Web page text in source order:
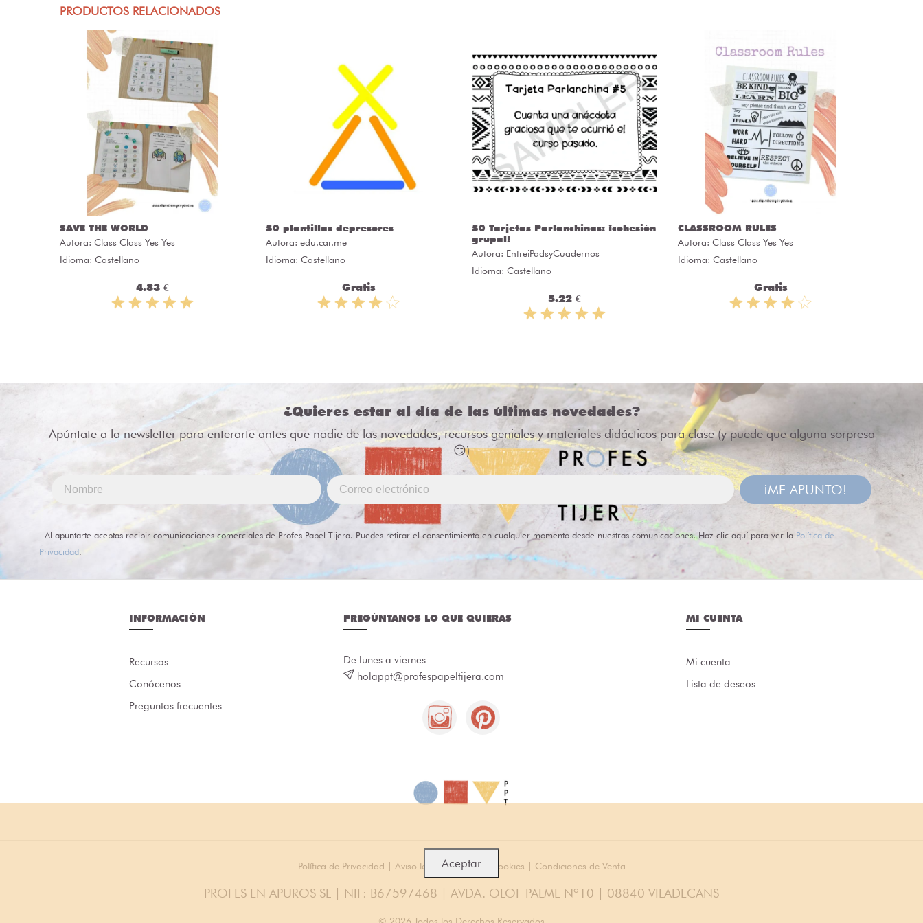
PRODUCTOS RELACIONADOS
SAVE THE WORLD
Autora: Class Class Yes Yes
Idioma: Castellano
4.83 €
50 plantillas depresores
Autora: edu.car.me
Idioma: Castellano
Gratis
50 Tarjetas Parlanchinas: ¡cohesión
grupal!
Autora: EntreiPadsyCuadernos
Idioma: Castellano
5.22 €
CLASSROOM RULES
Autora: Class Class Yes Yes
Idioma: Castellano
Gratis
¿Quieres estar al día de las últimas novedades?
Apúntate a la newsletter para enterarte antes que nadie de las novedades, recursos geniales y materiales didácticos para clase (y puede que alguna sorpresa
😏)
¡ME APUNTO!
Al apuntarte aceptas recibir comunicaciones comerciales de Profes Papel Tijera. Puedes retirar el consentimiento en cualquier momento desde nuestras comunicaciones. Haz clic aquí para ver la Política de
Privacidad.
INFORMACIÓN
Recursos
Conócenos
Preguntas frecuentes
PREGÚNTANOS LO QUE QUIERAS
De lunes a viernes
holappt@profespapeltijera.com
MI CUENTA
Mi cuenta
Lista de deseos
Política de Privacidad | Aviso legal |Política de cookies | Condiciones de Venta
PROFES EN APUROS SL | NIF: B67597468 | AVDA. OLOF PALME Nº10 | 08840 VILADECANS
Aceptar